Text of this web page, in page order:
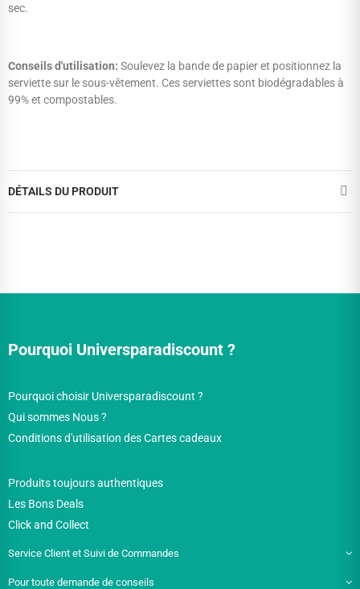
sec.
Conseils d'utilisation: Soulevez la bande de papier et positionnez la
serviette sur le sous-vêtement. Ces serviettes sont biodégradables à
99% et compostables.
DÉTAILS DU PRODUIT
Pourquoi Universparadiscount ?
Pourquoi choisir Universparadiscount ?
Qui sommes Nous ?
Conditions d'utilisation des Cartes cadeaux
Produits toujours authentiques
Les Bons Deals
Click and Collect
Service Client et Suivi de Commandes
Pour toute demande de conseils